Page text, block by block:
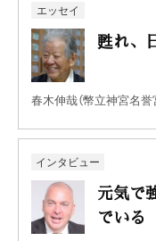
エッセイ
甦れ、
春木伸哉（幣立神宮名誉
インタビュー
元気で
でいる